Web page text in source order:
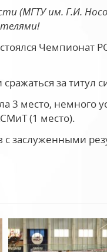
(МГТУ им. Г.И.
Чемпионат
за титул
3 место, немного
(1 место).
заслуженными